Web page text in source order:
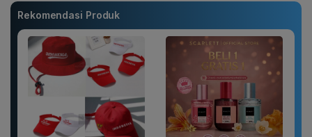
Rekomendasi Produk